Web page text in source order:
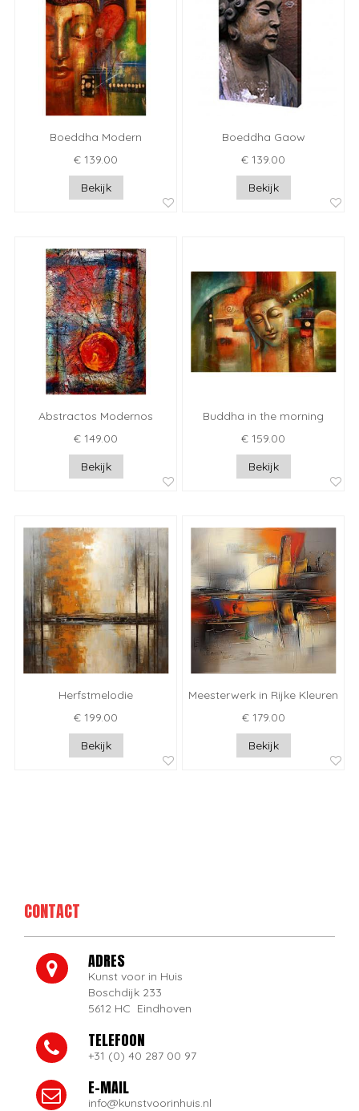
Boeddha Modern
€ 139.00
Bekijk
Boeddha Gaow
€ 139.00
Bekijk
Abstractos Modernos
€ 149.00
Bekijk
Buddha in the morning
€ 159.00
Bekijk
Herfstmelodie
€ 199.00
Bekijk
Meesterwerk in Rijke Kleuren
€ 179.00
Bekijk
CONTACT
ADRES
Kunst voor in Huis
Boschdijk 233
5612 HC Eindhoven
TELEFOON
+31 (0) 40 287 00 97
E-MAIL
info@kunstvoorinhuis.nl